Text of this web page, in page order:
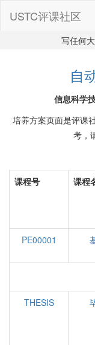
USTC评课社区
写任何
自
信息科学
培养方案页面是评课
考，
课程号 课程
PE00001
THESIS